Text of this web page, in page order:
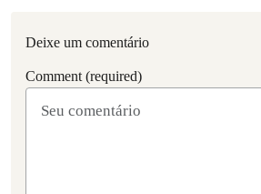
Deixe um comentário
Comment (required)